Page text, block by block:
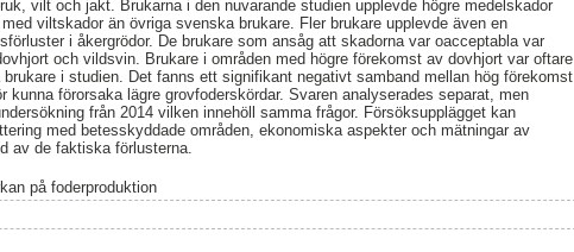
vilt och jakt. Brukarna i den nuvarande studien upplevde högre medelskador
viltskador än övriga svenska brukare. Fler brukare upplevde även en
i åkergrödor. De brukare som ansåg att skadorna var oacceptabla var
och vildsvin. Brukare i områden med högre förekomst av dovhjort var oftare
i studien. Det fanns ett signifikant negativt samband mellan hög förekomst
förorsaka lägre grovfoderskördar. Svaren analyserades separat, men
från 2014 vilken innehöll samma frågor. Försöksupplägget kan
med betesskyddade områden, ekonomiska aspekter och mätningar av
av de faktiska förlusterna.
på foderproduktion